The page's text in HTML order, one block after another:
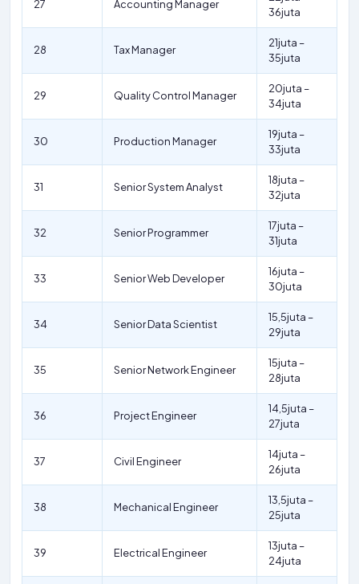
27 Accounting Manager
36juta
28 Tax Manager
21juta –
35juta
29 Quality Control Manager
20juta –
34juta
30 Production Manager
19juta –
33juta
31 Senior System Analyst
18juta –
32juta
32 Senior Programmer
17juta –
31juta
33 Senior Web Developer
16juta –
30juta
34 Senior Data Scientist
15,5juta –
29juta
35 Senior Network Engineer
15juta –
28juta
36 Project Engineer
14,5juta –
27juta
37 Civil Engineer
14juta –
26juta
38 Mechanical Engineer
13,5juta –
25juta
39 Electrical Engineer
13juta –
24juta